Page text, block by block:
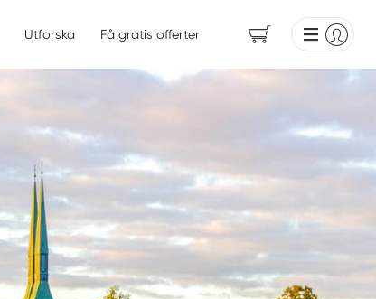
Utforska Få gratis offerter